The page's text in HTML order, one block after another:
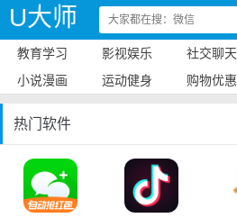
U大师
教育学习 影视娱乐 社交聊天
小说漫画
运动健身 购物优惠
热门软件